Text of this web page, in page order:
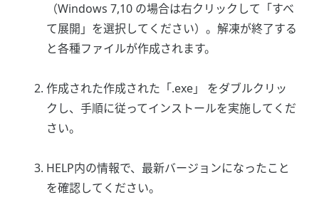
（Windows 7,10 の場合は右クリックして「すべ
て展開」を選択してください）。解凍が終了する
と各種ファイルが作成されます。
作成された作成された「.exe」 をダブルクリッ
クし、手順に従ってインストールを実施してくだ
さい。
HELP内の情報で、最新バージョンになったこと
を確認してください。